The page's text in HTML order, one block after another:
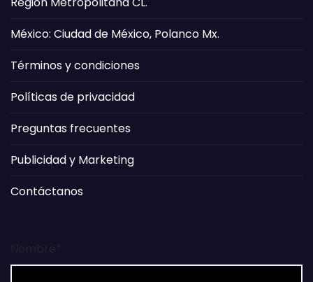
México: Ciudad de México, Polanco Mx.
Términos y condiciones
Políticas de privacidad
Preguntas frecuentes
Publicidad y Marketing
Contáctanos